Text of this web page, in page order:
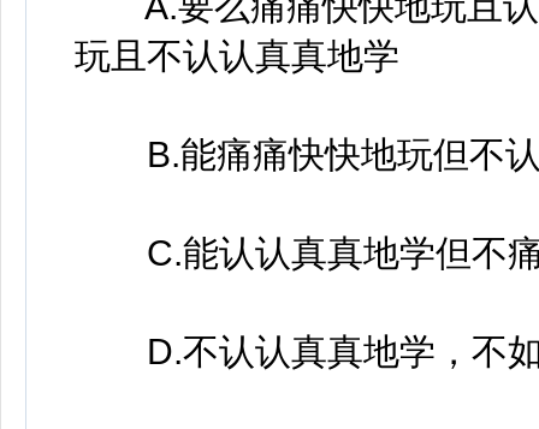
玩且不认认真真地学
B.能痛痛快快地玩但不认
C.能认认真真地学但不
D.不认认真真地学，不